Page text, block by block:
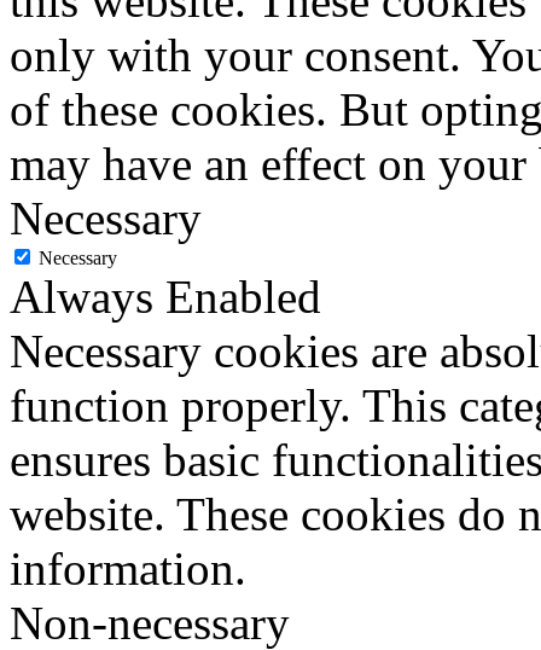
only with your consent.
of these cookies. But
may have an effect on
Necessary
Necessary
Always Enabled
Necessary cookies are
function properly. This
ensures basic
website. These cookies do
information.
Non-necessary